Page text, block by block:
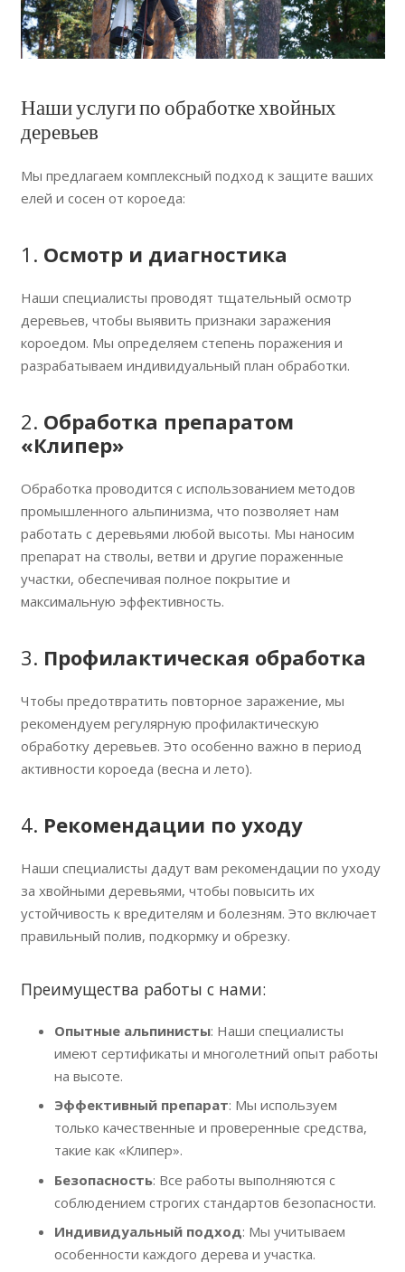
Наши услуги по обработке хвойных
деревьев
Мы предлагаем комплексный подход к защите ваших
елей и сосен от короеда:
1. Осмотр и диагностика
Наши специалисты проводят тщательный осмотр
деревьев, чтобы выявить признаки заражения
короедом. Мы определяем степень поражения и
разрабатываем индивидуальный план обработки.
2. Обработка препаратом
«Клипер»
Обработка проводится с использованием методов
промышленного альпинизма, что позволяет нам
работать с деревьями любой высоты. Мы наносим
препарат на стволы, ветви и другие пораженные
участки, обеспечивая полное покрытие и
максимальную эффективность.
3. Профилактическая обработка
Чтобы предотвратить повторное заражение, мы
рекомендуем регулярную профилактическую
обработку деревьев. Это особенно важно в период
активности короеда (весна и лето).
4. Рекомендации по уходу
Наши специалисты дадут вам рекомендации по уходу
за хвойными деревьями, чтобы повысить их
устойчивость к вредителям и болезням. Это включает
правильный полив, подкормку и обрезку.
Преимущества работы с нами:
Опытные альпинисты: Наши специалисты
имеют сертификаты и многолетний опыт работы
на высоте.
Эффективный препарат: Мы используем
только качественные и проверенные средства,
такие как «Клипер».
Безопасность: Все работы выполняются с
соблюдением строгих стандартов безопасности.
Индивидуальный подход: Мы учитываем
особенности каждого дерева и участка.